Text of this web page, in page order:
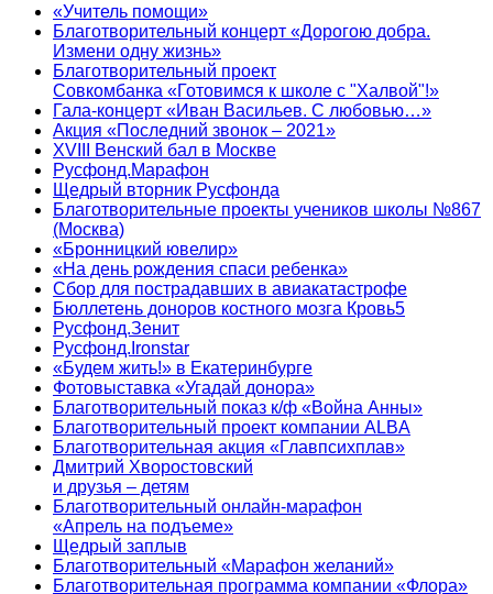
«Учитель помощи»
Благотворительный концерт «Дорогою добра.
Измени одну жизнь»
Благотворительный проект
Совкомбанка «Готовимся к школе с "Халвой"!»
Гала-концерт «Иван Васильев. С любовью…»
Акция «Последний звонок – 2021»
XVIII Венский бал в Москве
Русфонд.Марафон
Щедрый вторник Русфонда
Благотворительные проекты учеников школы №867
(Москва)
«Бронницкий ювелир»
«На день рождения спаси ребенка»
Сбор для пострадавших в авиакатастрофе
Бюллетень доноров костного мозга Кровь5
Русфонд.Зенит
Русфонд.Ironstar
«Будем жить!» в Екатеринбурге
Фотовыставка «Угадай донора»
Благотворительный показ к/ф «Война Анны»
Благотворительный проект компании ALBA
Благотворительная акция «Главпсихплав»
Дмитрий Хворостовский
и друзья – детям
Благотворительный онлайн‑марафон
«Апрель на подъеме»
Щедрый заплыв
Благотворительный «Марафон желаний»
Благотворительная программа компании «Флора»